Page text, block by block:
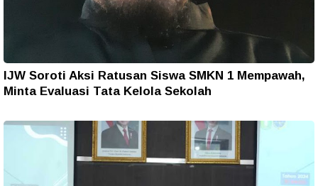
IJW Soroti Aksi Ratusan Siswa SMKN 1 Mempawah,
Minta Evaluasi Tata Kelola Sekolah